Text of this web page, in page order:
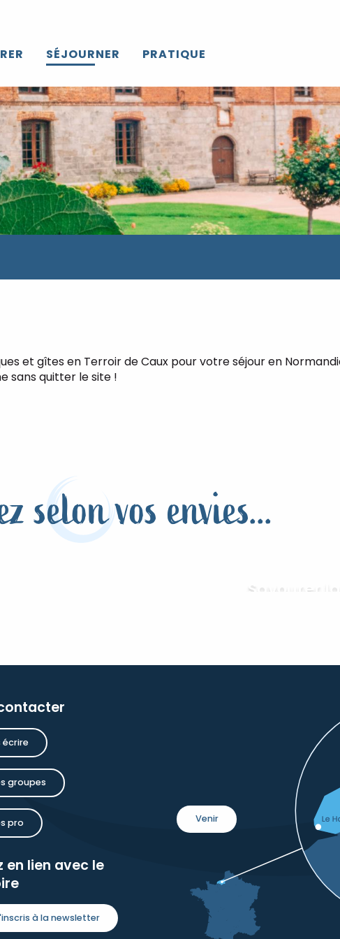
SÉJOURNER PRATIQUE
et gîtes en Terroir de Caux pour votre séjour en
sans quitter le site !
selon vos envies...
Savourer
écrire
groupes
pro
en lien avec le
à la newsletter
Venir